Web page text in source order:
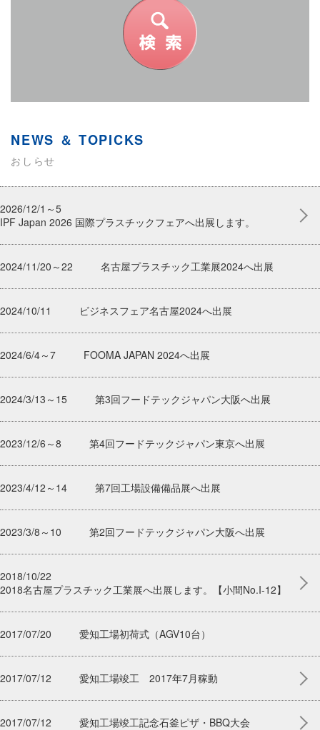
NEWS ＆ TOPICKS
おしらせ
2026/12/1～5
IPF Japan 2026 国際プラスチックフェアへ出展します。
2024/11/20～22 名古屋プラスチック工業展2024へ出展
2024/10/11 ビジネスフェア名古屋2024へ出展
2024/6/4～7 FOOMA JAPAN 2024へ出展
2024/3/13～15 第3回フードテックジャパン大阪へ出展
2023/12/6～8 第4回フードテックジャパン東京へ出展
2023/4/12～14 第7回工場設備備品展へ出展
2023/3/8～10 第2回フードテックジャパン大阪へ出展
2018/10/22
2018名古屋プラスチック工業展へ出展します。【小間No.I-12】
2017/07/20 愛知工場初荷式（AGV10台）
2017/07/12 愛知工場竣工 2017年7月稼動
2017/07/12 愛知工場竣工記念石釜ピザ・BBQ大会